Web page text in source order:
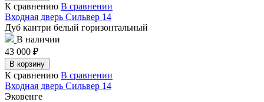
К сравнению В сравнении
Входная дверь Сильвер 14
Дуб кантри белый горизонтальный
В наличии
43 000 ₽
В корзину
К сравнению В сравнении
Входная дверь Сильвер 14
Эковенге